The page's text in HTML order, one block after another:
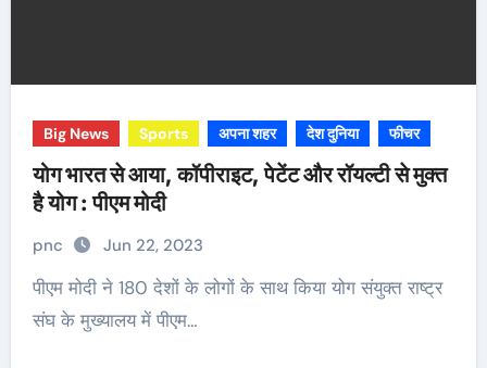
Big News Sports अपना शहर देश दुनिया फीचर
योग भारत से आया, कॉपीराइट, पेटेंट और रॉयल्टी से मुक्त
है योग : पीएम मोदी
pnc Jun 22, 2023
पीएम मोदी ने 180 देशों के लोगों के साथ किया योग संयुक्त राष्ट्र
संघ के मुख्यालय में पीएम…